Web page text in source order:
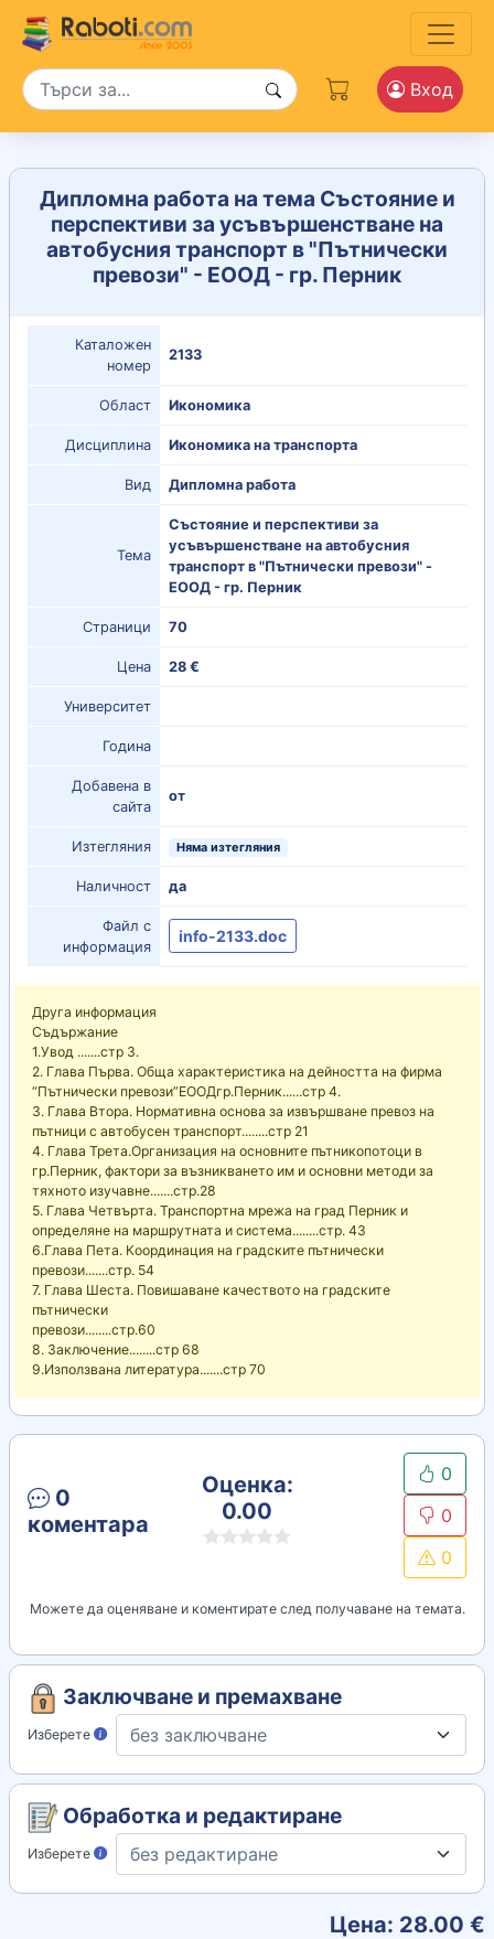
Вход
Дипломна работа на тема Състояние и
перспективи за усъвършенстване на
автобусния транспорт в "Пътнически
превози" - ЕООД - гр. Перник
Каталожен
номер
2133
Област Икономика
Дисциплина Икономика на транспорта
Вид Дипломна работа
Тема
Състояние и перспективи за
усъвършенстване на автобусния
транспорт в "Пътнически превози" -
ЕООД - гр. Перник
Страници 70
Цена 28 €
Университет
Година
Добавена в
сайта
от
Изтегляния Няма изтегляния
Наличност да
Файл с
информация
info-2133.doc
Друга информация
Съдържание
1.Увод .......стр 3.
2. Глава Първа. Обща характеристика на дейността на фирма
“Пътнически превози”ЕООДгр.Перник......стр 4.
3. Глава Втора. Нормативна основа за извършване превоз на
пътници с автобусен транспорт........стр 21
4. Глава Трета.Организация на основните пътникопотоци в
гр.Перник, фактори за възникването им и основни методи за
тяхното изучавне.......стр.28
5. Глава Четвърта. Транспортна мрежа на град Перник и
определяне на маршрутната и система........стр. 43
6.Глава Пета. Координация на градските пътнически
превози.......стр. 54
7. Глава Шеста. Повишаване качеството на градските
пътнически
превози........стр.60
8. Заключение........стр 68
9.Използвана литература.......стр 70
0
коментара
Оценка:
0.00
0
0
0
Можете да оценяване и коментирате след получаване на темата.
Заключване и премахване
Изберете
Обработка и редактиране
Изберете
Цена: 28.00 €